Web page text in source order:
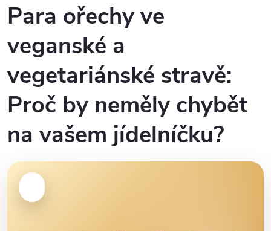
Para ořechy ve
veganské a
vegetariánské stravě:
Proč by neměly chybět
na vašem jídelníčku?